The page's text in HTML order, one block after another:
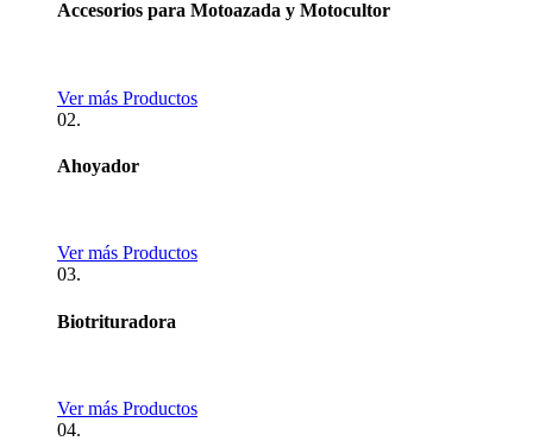
Accesorios para Motoazada y Motocultor
Ver más Productos
02.
Ahoyador
Ver más Productos
03.
Biotrituradora
Ver más Productos
04.